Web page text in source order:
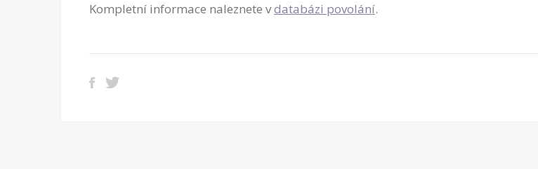
Kompletní informace naleznete vdatabázi povolání.